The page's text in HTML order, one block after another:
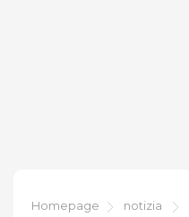
Homepage notizia